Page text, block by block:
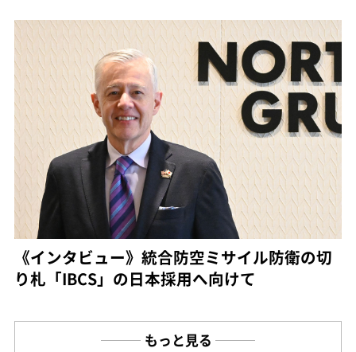
《インタビュー》統合防空ミサイル防衛の切
り札「IBCS」の日本採用へ向けて
もっと見る